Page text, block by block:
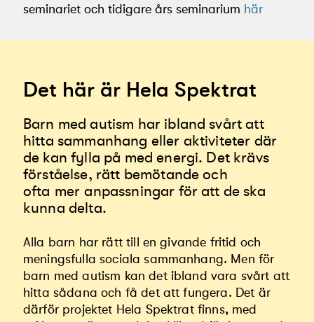
seminariet och tidigare års seminarium här
Det här är Hela Spektrat
Barn med autism har ibland svårt att
hitta sammanhang eller aktiviteter där
de kan fylla på med energi. Det krävs
förståelse, rätt bemötande och
ofta mer anpassningar för att de ska
kunna delta.
Alla barn har rätt till en givande fritid och
meningsfulla sociala sammanhang. Men för
barn med autism kan det ibland vara svårt att
hitta sådana och få det att fungera. Det är
därför projektet Hela Spektrat finns, med